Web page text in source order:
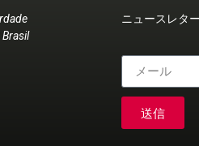
ニュースレタ
送信